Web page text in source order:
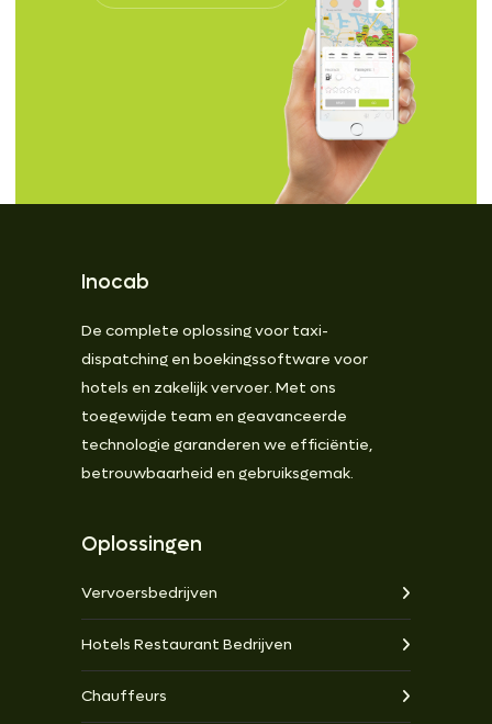
Inocab
De complete oplossing voor taxi-
dispatching en boekingssoftware voor
hotels en zakelijk vervoer. Met ons
toegewijde team en geavanceerde
technologie garanderen we efficiëntie,
betrouwbaarheid en gebruiksgemak.
Oplossingen
Vervoersbedrijven
Hotels Restaurant Bedrijven
Chauffeurs